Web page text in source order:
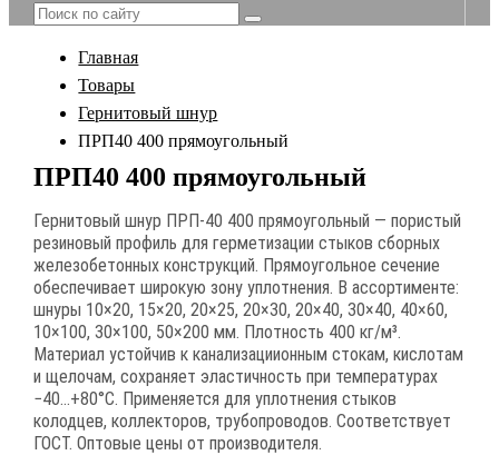
Главная
Товары
Гернитовый шнур
ПРП40 400 прямоугольный
ПРП40 400 прямоугольный
Гернитовый шнур ПРП-40 400 прямоугольный — пористый
резиновый профиль для герметизации стыков сборных
железобетонных конструкций. Прямоугольное сечение
обеспечивает широкую зону уплотнения. В ассортименте:
шнуры 10×20, 15×20, 20×25, 20×30, 20×40, 30×40, 40×60,
10×100, 30×100, 50×200 мм. Плотность 400 кг/м³.
Материал устойчив к канализациионным стокам, кислотам
и щелочам, сохраняет эластичность при температурах
−40…+80°C. Применяется для уплотнения стыков
колодцев, коллекторов, трубопроводов. Соответствует
ГОСТ. Оптовые цены от производителя.